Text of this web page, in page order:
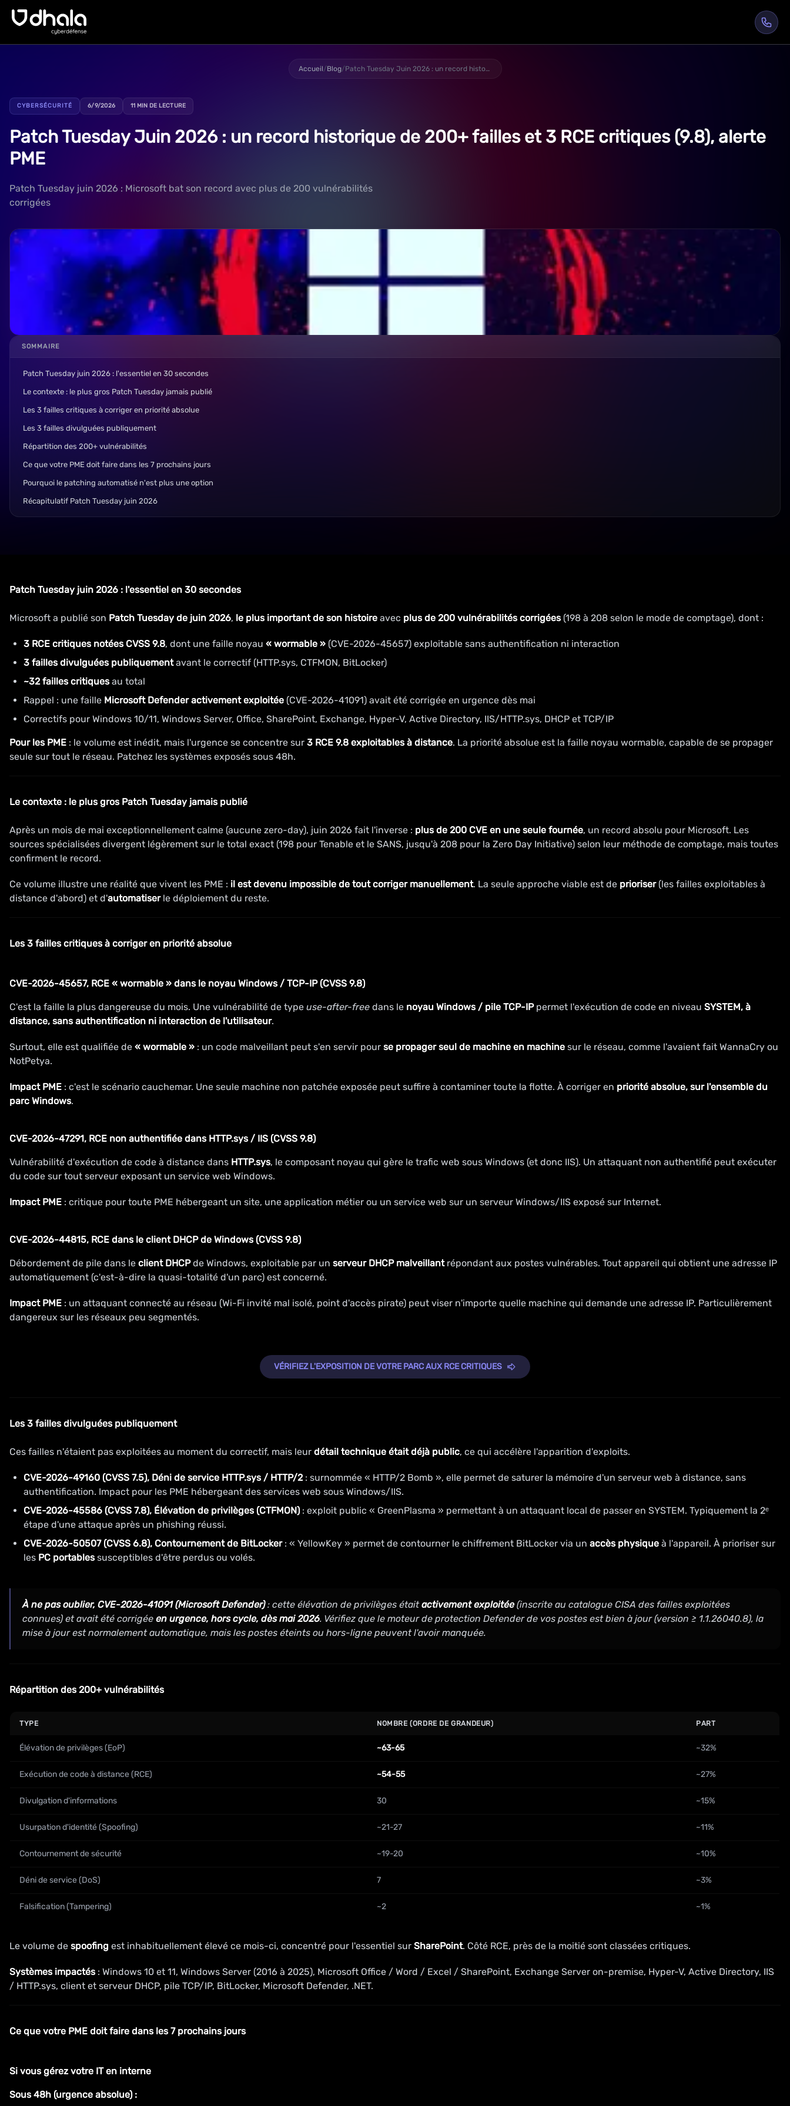
Accueil/Blog/ Patch Tuesday Juin 2026 : un record historique de 200+ failles et 3 RCE critiques (9.8), alerte PME
CYBERSÉCURITÉ 6/9/2026 11 MIN DE LECTURE
Patch Tuesday Juin 2026 : un record historique de 200+ failles et 3 RCE critiques (9.8), alerte
PME
Patch Tuesday juin 2026 : Microsoft bat son record avec plus de 200 vulnérabilités
corrigées
SOMMAIRE
Patch Tuesday juin 2026 : l'essentiel en 30 secondes
Le contexte : le plus gros Patch Tuesday jamais publié
Les 3 failles critiques à corriger en priorité absolue
Les 3 failles divulguées publiquement
Répartition des 200+ vulnérabilités
Ce que votre PME doit faire dans les 7 prochains jours
Pourquoi le patching automatisé n'est plus une option
Récapitulatif Patch Tuesday juin 2026
Patch Tuesday juin 2026 : l'essentiel en 30 secondes
Microsoft a publié son Patch Tuesday de juin 2026, le plus important de son histoire avec plus de 200 vulnérabilités corrigées(198 à 208 selon le mode de comptage), dont :
3 RCE critiques notées CVSS 9.8, dont une faille noyau « wormable » (CVE-2026-45657) exploitable sans authentification ni interaction
3 failles divulguées publiquementavant le correctif (HTTP.sys, CTFMON, BitLocker)
~32 failles critiquesau total
Rappel : une faille Microsoft Defender activement exploitée (CVE-2026-41091) avait été corrigée en urgence dès mai
Correctifs pour Windows 10/11, Windows Server, Office, SharePoint, Exchange, Hyper-V, Active Directory, IIS/HTTP.sys, DHCP et TCP/IP
Pour les PME : le volume est inédit, mais l'urgence se concentre sur 3 RCE 9.8 exploitables à distance. La priorité absolue est la faille noyau wormable, capable de se propager
seule sur tout le réseau. Patchez les systèmes exposés sous 48h.
Le contexte : le plus gros Patch Tuesday jamais publié
Après un mois de mai exceptionnellement calme (aucune zero-day), juin 2026 fait l'inverse : plus de 200 CVE en une seule fournée, un record absolu pour Microsoft. Les
sources spécialisées divergent légèrement sur le total exact (198 pour Tenable et le SANS, jusqu'à 208 pour la Zero Day Initiative) selon leur méthode de comptage, mais toutes
confirment le record.
Ce volume illustre une réalité que vivent les PME : il est devenu impossible de tout corriger manuellement. La seule approche viable est de prioriser(les failles exploitables à
distance d'abord) et d'automatiserle déploiement du reste.
Les 3 failles critiques à corriger en priorité absolue
CVE-2026-45657, RCE « wormable » dans le noyau Windows / TCP-IP (CVSS 9.8)
C'est la faille la plus dangereuse du mois. Une vulnérabilité de type use-after-free dans le noyau Windows / pile TCP-IPpermet l'exécution de code en niveau SYSTEM, à
distance, sans authentification ni interaction de l'utilisateur.
Surtout, elle est qualifiée de « wormable » : un code malveillant peut s'en servir pour se propager seul de machine en machine sur le réseau, comme l'avaient fait WannaCry ou
NotPetya.
Impact PME : c'est le scénario cauchemar. Une seule machine non patchée exposée peut suffire à contaminer toute la flotte. À corriger en priorité absolue, sur l'ensemble du
parc Windows.
CVE-2026-47291, RCE non authentifiée dans HTTP.sys / IIS (CVSS 9.8)
Vulnérabilité d'exécution de code à distance dans HTTP.sys, le composant noyau qui gère le trafic web sous Windows (et donc IIS). Un attaquant non authentifié peut exécuter
du code sur tout serveur exposant un service web Windows.
Impact PME : critique pour toute PME hébergeant un site, une application métier ou un service web sur un serveur Windows/IIS exposé sur Internet.
CVE-2026-44815, RCE dans le client DHCP de Windows (CVSS 9.8)
Débordement de pile dans le client DHCPde Windows, exploitable par un serveur DHCP malveillantrépondant aux postes vulnérables. Tout appareil qui obtient une adresse IP
automatiquement (c'est-à-dire la quasi-totalité d'un parc) est concerné.
Impact PME : un attaquant connecté au réseau (Wi-Fi invité mal isolé, point d'accès pirate) peut viser n'importe quelle machine qui demande une adresse IP. Particulièrement
dangereux sur les réseaux peu segmentés.
VÉRIFIEZ L'EXPOSITION DE VOTRE PARC AUX RCE CRITIQUES
Les 3 failles divulguées publiquement
Ces failles n'étaient pas exploitées au moment du correctif, mais leur détail technique était déjà public, ce qui accélère l'apparition d'exploits.
CVE-2026-49160 (CVSS 7.5), Déni de service HTTP.sys / HTTP/2: surnommée « HTTP/2 Bomb », elle permet de saturer la mémoire d'un serveur web à distance, sans
authentification. Impact pour les PME hébergeant des services web sous Windows/IIS.
CVE-2026-45586 (CVSS 7.8), Élévation de privilèges (CTFMON): exploit public « GreenPlasma » permettant à un attaquant local de passer en SYSTEM. Typiquement la 2ᵉ
étape d'une attaque après un phishing réussi.
CVE-2026-50507 (CVSS 6.8), Contournement de BitLocker: « YellowKey » permet de contourner le chiffrement BitLocker via un accès physique à l'appareil. À prioriser sur
les PC portablessusceptibles d'être perdus ou volés.
À ne pas oublier, CVE-2026-41091 (Microsoft Defender): cette élévation de privilèges étaitactivement exploitée(inscrite au catalogue CISA des failles exploitées
connues) et avait été corrigée en urgence, hors cycle, dès mai 2026. Vérifiez que le moteur de protection Defender de vos postes est bien à jour (version ≥ 1.1.26040.8), la
mise à jour est normalement automatique, mais les postes éteints ou hors-ligne peuvent l'avoir manquée.
Répartition des 200+ vulnérabilités
TYPE NOMBRE (ORDRE DE GRANDEUR) PART
Élévation de privilèges (EoP) ~63-65 ~32%
Exécution de code à distance (RCE) ~54-55 ~27%
Divulgation d'informations 30 ~15%
Usurpation d'identité (Spoofing) ~21-27 ~11%
Contournement de sécurité ~19-20 ~10%
Déni de service (DoS) 7 ~3%
Falsification (Tampering) ~2 ~1%
Le volume de spoofing est inhabituellement élevé ce mois-ci, concentré pour l'essentiel sur SharePoint. Côté RCE, près de la moitié sont classées critiques.
Systèmes impactés: Windows 10 et 11, Windows Server (2016 à 2025), Microsoft Office / Word / Excel / SharePoint, Exchange Server on-premise, Hyper-V, Active Directory, IIS
/ HTTP.sys, client et serveur DHCP, pile TCP/IP, BitLocker, Microsoft Defender, .NET.
Ce que votre PME doit faire dans les 7 prochains jours
Si vous gérez votre IT en interne
Sous 48h (urgence absolue) :